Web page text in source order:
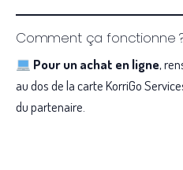
Comment ça fonctionne
Pour un achat en ligne,
au dos de la carte KorriGo
du partenaire.